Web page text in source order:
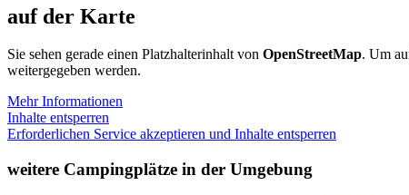
auf der Karte
Sie sehen gerade einen Platzhalterinhalt von OpenStreetMap. Um
weitergegeben werden.
Mehr Informationen
Inhalte entsperren
Erforderlichen Service akzeptieren und Inhalte entsperren
weitere Campingplätze in der Umgebung